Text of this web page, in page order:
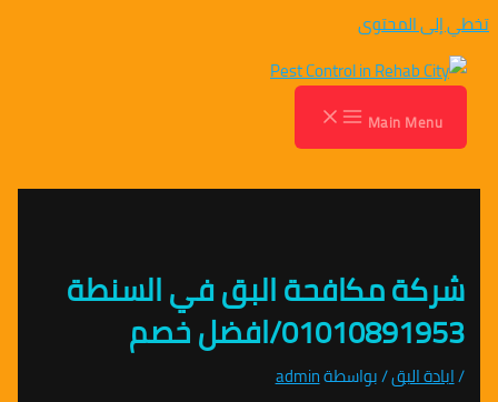
تخطي إلى المحتوى
Main Menu
شركة مكافحة البق في السنطة
01010891953/افضل خصم
/ابادة البق/ بواسطةadmin